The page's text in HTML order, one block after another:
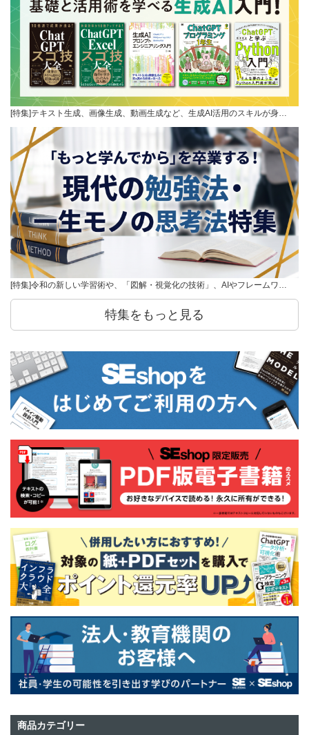
[特集]テキスト生成、画像生成、動画生成など、生成AI活用のスキルが身…
[特集]令和の新しい学習術や、「図解・視覚化の技術」、AIやフレームワ…
特集をもっと見る
商品カテゴリー